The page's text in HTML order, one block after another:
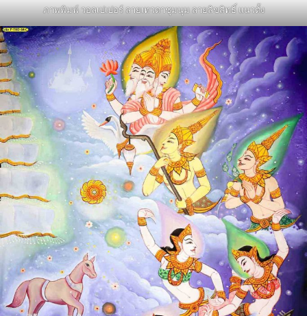
ภาพพิมพ์ วอลเปเปอร์ ลายเทวดาชุมนุม ลายลิขสิทธิ์ แนวตั้ง